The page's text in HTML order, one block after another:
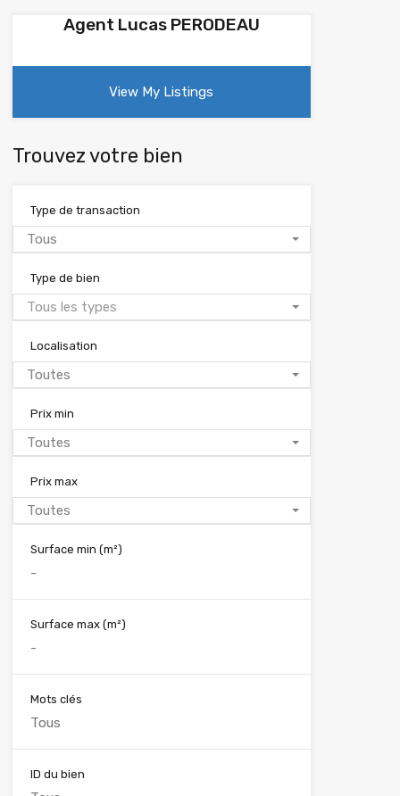
Agent Lucas PERODEAU
View My Listings
Trouvez votre bien
Type de transaction
Tous
Type de bien
Tous les types
Localisation
Toutes
Prix min
Toutes
Prix max
Toutes
Surface min (m²)
Surface max (m²)
Mots clés
ID du bien